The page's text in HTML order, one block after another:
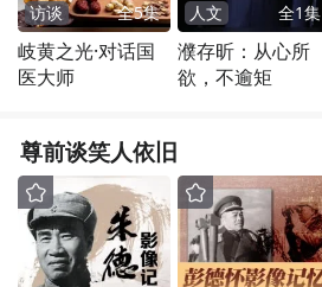
访谈 全5集
岐黄之光·对话国
医大师
人文 全1集
濮存昕：从心所
欲，不逾矩
尊前谈笑人依旧